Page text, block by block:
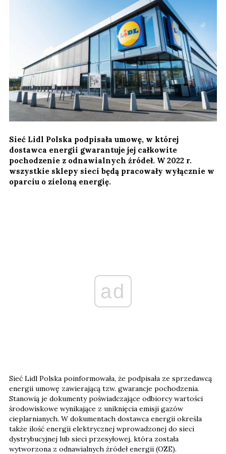
Sieć Lidl Polska podpisała umowę, w której
dostawca energii gwarantuje jej całkowite
pochodzenie z odnawialnych źródeł. W 2022 r.
wszystkie sklepy sieci będą pracowały wyłącznie w
oparciu o zieloną energię.
ad
Sieć Lidl Polska poinformowała, że podpisała ze sprzedawcą
energii umowę zawierającą tzw. gwarancje pochodzenia.
Stanowią je dokumenty poświadczające odbiorcy wartości
środowiskowe wynikające z uniknięcia emisji gazów
cieplarnianych. W dokumentach dostawca energii określa
także ilość energii elektrycznej wprowadzonej do sieci
dystrybucyjnej lub sieci przesyłowej, która została
wytworzona z odnawialnych źródeł energii (OZE).